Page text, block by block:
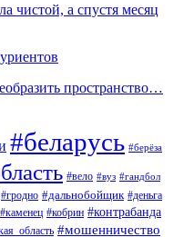
чистой, а спустя месяц
пространство…
#беларусь #берёза
#вело #вуз #гандбол
#гродно #дальнобойщик #деньга
#каменец #кобрин #контрабанда
#мошенничество